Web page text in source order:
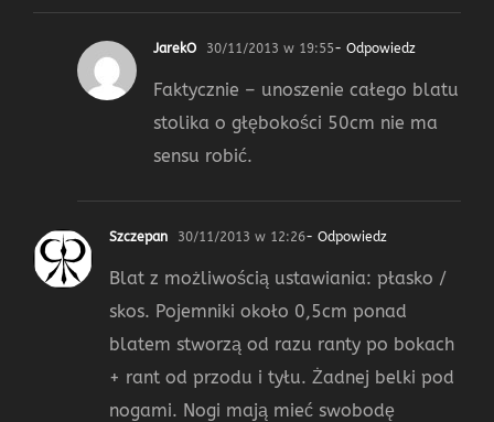
JarekO 30/11/2013 w 19:55- Odpowiedz
Faktycznie – unoszenie całego blatu
stolika o głębokości 50cm nie ma
sensu robić.
Szczepan 30/11/2013 w 12:26- Odpowiedz
Blat z możliwością ustawiania: płasko /
skos. Pojemniki około 0,5cm ponad
blatem stworzą od razu ranty po bokach
+ rant od przodu i tyłu. Żadnej belki pod
nogami. Nogi mają mieć swobodę